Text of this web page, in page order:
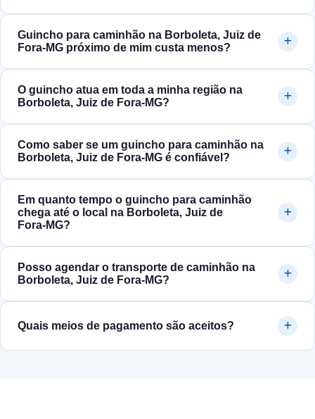
Guincho para caminhão na Borboleta, Juiz de
Fora‑MG próximo de mim custa menos?
O guincho atua em toda a minha região na
Borboleta, Juiz de Fora‑MG?
Como saber se um guincho para caminhão na
Borboleta, Juiz de Fora‑MG é confiável?
Em quanto tempo o guincho para caminhão
chega até o local na Borboleta, Juiz de
Fora‑MG?
Posso agendar o transporte de caminhão na
Borboleta, Juiz de Fora‑MG?
Quais meios de pagamento são aceitos?